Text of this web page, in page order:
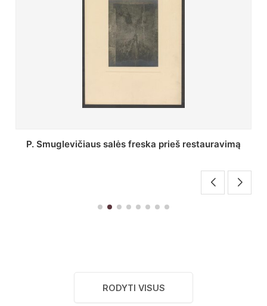
Stepono Batoro universiteto bibliotekos Profesorių
RODYTI VISUS